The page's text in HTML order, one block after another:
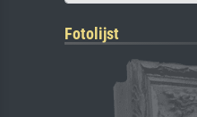
Fotolijst